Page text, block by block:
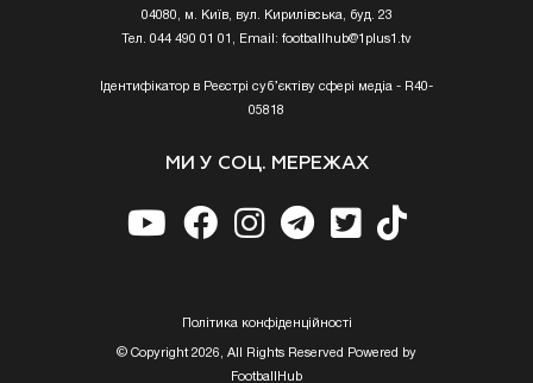
04080, м. Київ, вул. Кирилівська, буд. 23
Тел. 044 490 01 01, Email: footballhub@1plus1.tv
Ідентифікатор в Реєстрі суб’єктіву сфері медіа - R40-
05818
МИ У СОЦ. МЕРЕЖАХ
Полiтика конфiденцiйностi
© Copyright 2026, All Rights Reserved Powered by
FootballHub